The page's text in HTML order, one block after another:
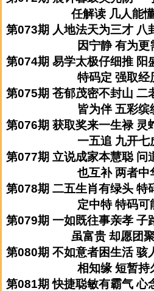
任解读 几人能
第073期 人地法天为三才 八
因宁静 有为更
第074期 易学太极仔细推 阳
特码定 强取经
第075期 苍郁茂密不封山 二
皆为伴 五彩缤
第076期 获取奖来一生禄 灵
一五追 九开七
第077期 立说成家本慧聪 问
也互补 两者中
第078期 二五生肖有绿头 特
定中特 特码可
第079期 一如既往事亲孝 子
虽富贵 却愿团
第080期 不如意者困生活 骇
相知缘 短暂持
第081期 快捷聪敏有霸气 心